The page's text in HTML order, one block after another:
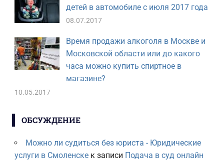
детей в автомобиле с июля 2017 года
08.07.2017
Время продажи алкоголя в Москве и
Московской области или до какого
часа можно купить спиртное в
магазине?
10.05.2017
ОБСУЖДЕНИЕ
Можно ли судиться без юриста - Юридические
услуги в Смоленскек записи Подача в суд онлайн